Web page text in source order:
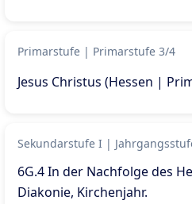
Primarstufe | Primarstufe 3/4
Jesus Christus (Hessen |
Sekundarstufe I |
6G.4 In der Nachfolge des
Diakonie, Kirchenjahr.